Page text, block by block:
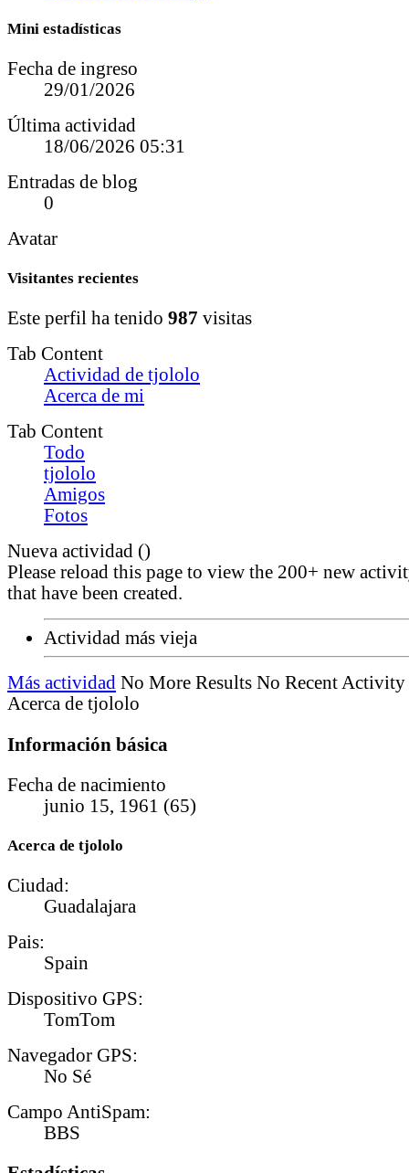
Mini estadísticas
Fecha de ingreso
29/01/2026
Última actividad
18/06/2026 05:31
Entradas de blog
0
Avatar
Visitantes recientes
Este perfil ha tenido 987 visitas
Tab Content
Actividad de tjololo
Acerca de mi
Tab Content
Todo
tjololo
Amigos
Fotos
Nueva actividad ()
Please reload this page to view the 200+ new
that have been created.
Actividad más vieja
Más actividad No More Results No Recent Activity
Acerca de tjololo
Información básica
Fecha de nacimiento
junio 15, 1961 (65)
Acerca de tjololo
Ciudad:
Guadalajara
Pais:
Spain
Dispositivo GPS:
TomTom
Navegador GPS:
No Sé
Campo AntiSpam:
BBS